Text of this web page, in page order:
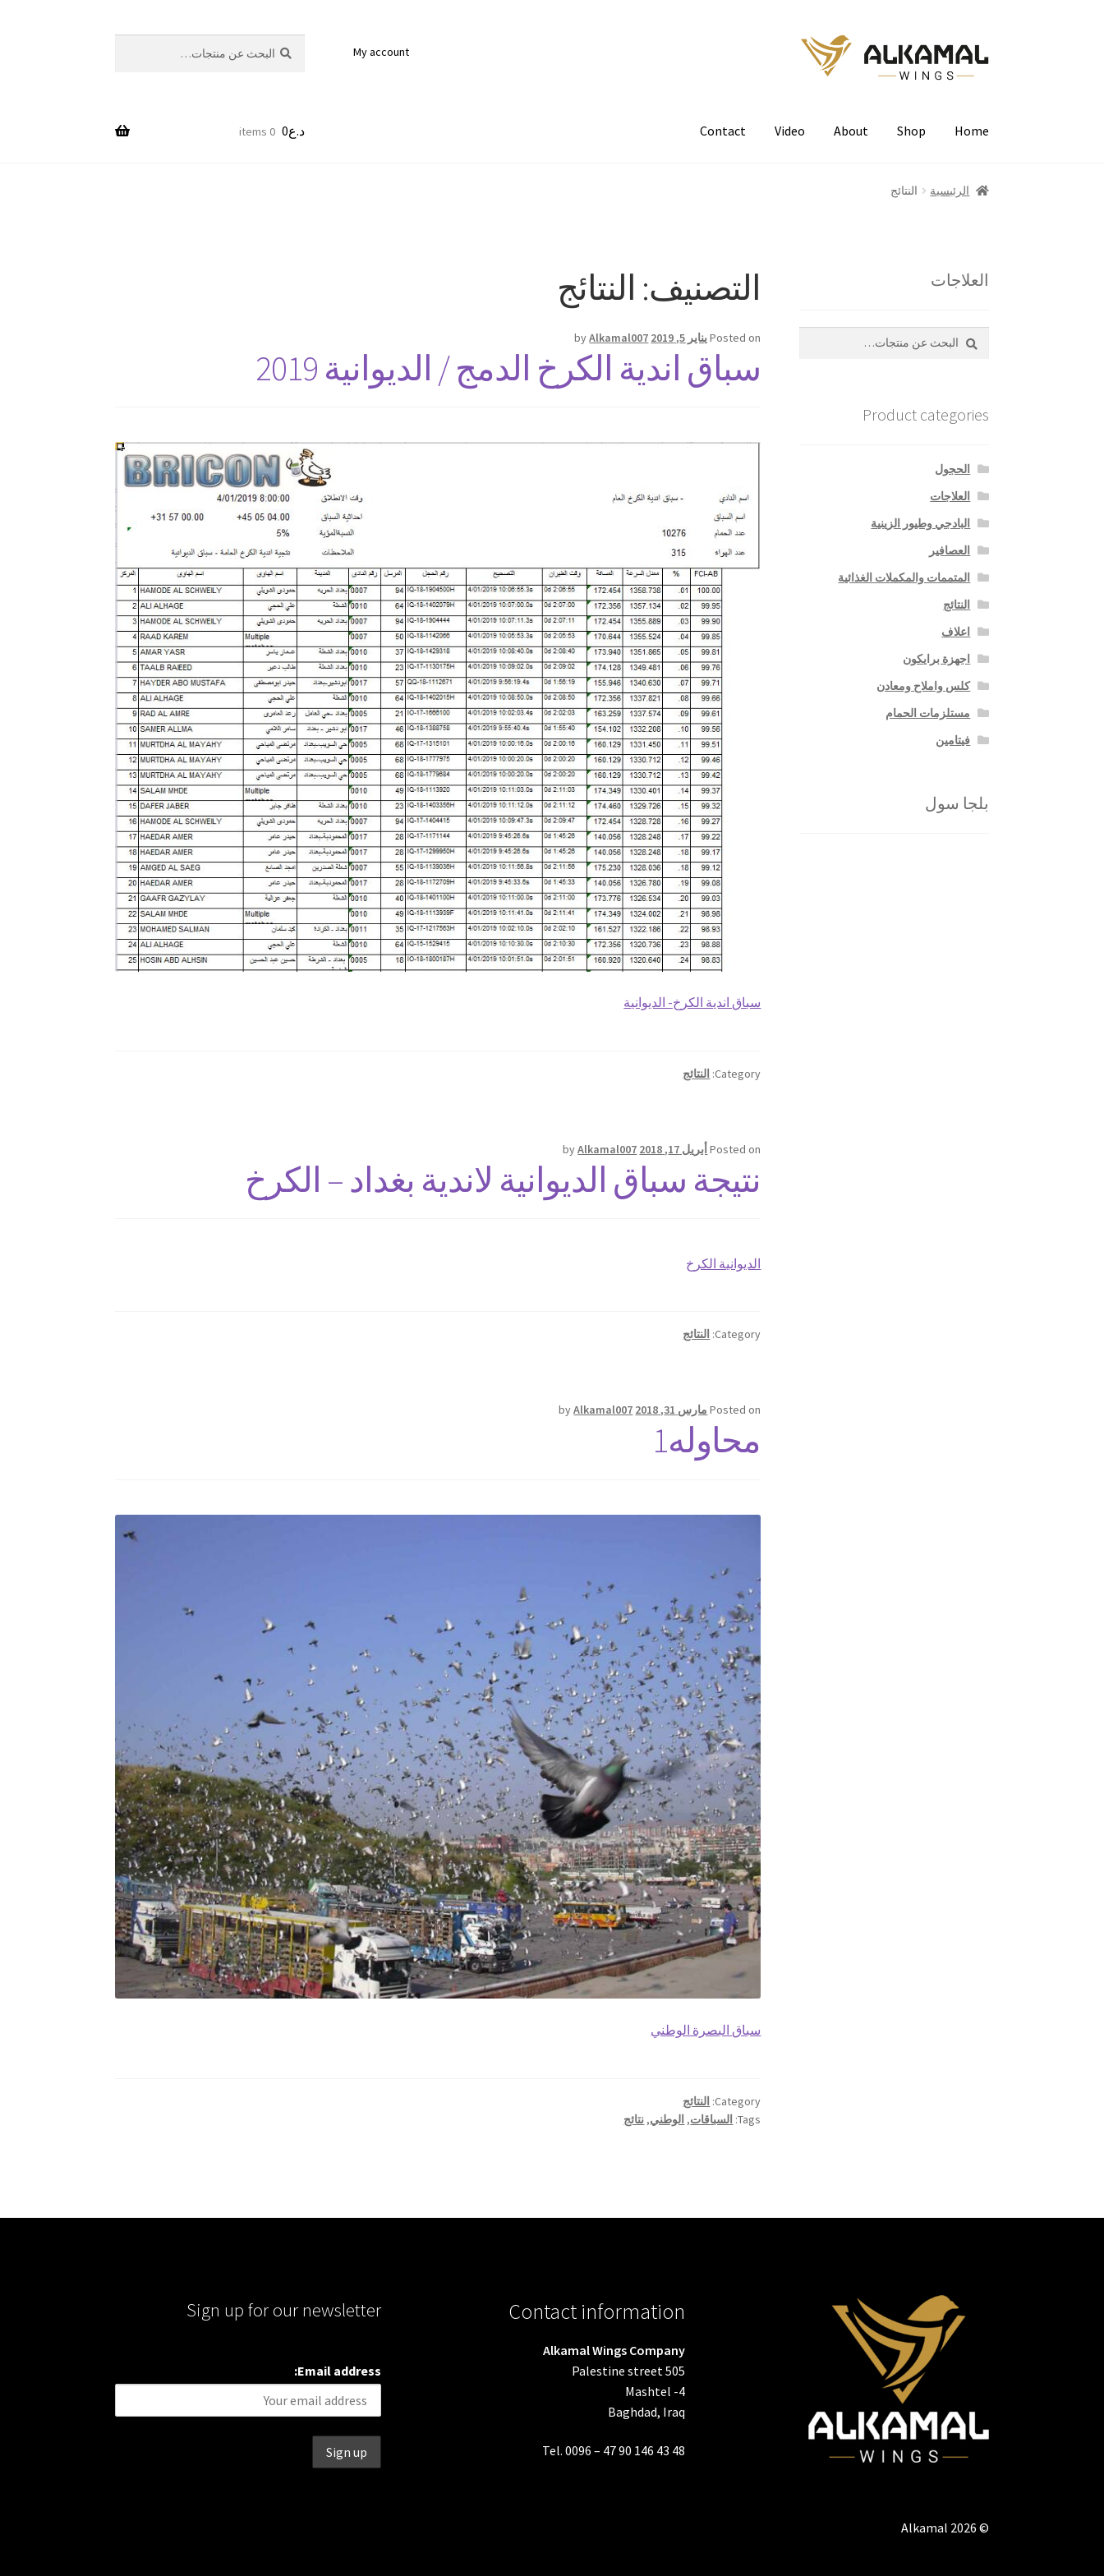
Skip
to
navigation
Skip
to
content
My account
عن:
Home
Shop
About
Video
Contact د.ع0
0 items
الرئيسية النتائج
التصنيف: النتائج
Posted onيناير 5, 2019 byAlkamal007
سباق اندية الكرخ الدمج / الديوانية 2019
سباق اندية الكرخ- الديوانية
Category: النتائج
Posted on أبريل 17, 2018 byAlkamal007
نتيجة سباق الديوانية لاندية بغداد – الكرخ
الديوانية الكرخ
Category: النتائج
Posted on مارس 31, 2018 byAlkamal007
محاوله1
سباق البصرة الوطني
Category: النتائج
Tags: السباقات, الوطني, نتائج
العلاجات
البحث
عن:
بحث
Product categories
الحجول
العلاجات
البادجي وطيور الزينية
العصافير
المتممات والمكملات الغذائية
النتائج
اعلاف
اجهزة برايكون
كلس واملاح ومعادن
مستلزمات الحمام
فيتامين
بلجا سول
Contact information
Alkamal Wings Company
Palestine street 505
Mashtel -4
Baghdad, Iraq
Tel. 0096 – 47 90 146 43 48
Sign up for our newsletter
Email address:
© Alkamal 2026